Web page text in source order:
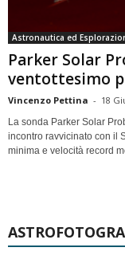
Astronautica ed
Parker Solar
ventottesimo
Vincenzo Pettina - 18
La sonda Parker Solar
incontro ravvicinato con il
minima e velocità record